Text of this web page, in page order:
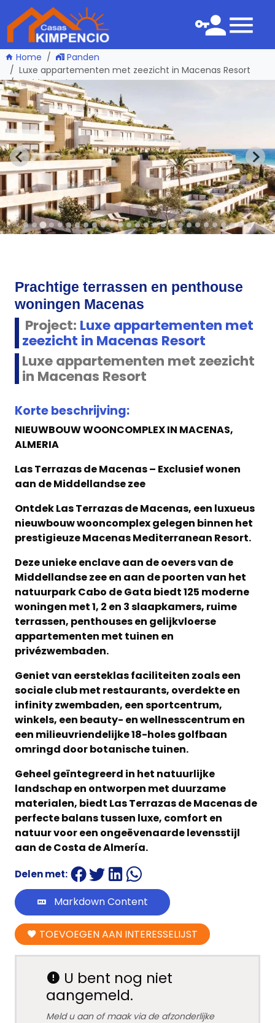
Home
Panden
Luxe appartementen met zeezicht in Macenas Resort
één pagina terug
Prachtige terrassen en penthouse
woningen Macenas
Project: Luxe appartementen met
zeezicht in Macenas Resort
Luxe appartementen met zeezicht
in Macenas Resort
Korte beschrijving:
NIEUWBOUW WOONCOMPLEX IN MACENAS,
ALMERIA
Las Terrazas de Macenas – Exclusief wonen
aan de Middellandse zee
Ontdek Las Terrazas de Macenas, een luxueus
nieuwbouw wooncomplex gelegen binnen het
prestigieuze Macenas Mediterranean Resort.
Deze unieke enclave aan de oevers van de
Middellandse zee en aan de poorten van het
natuurpark Cabo de Gata biedt 125 moderne
woningen met 1, 2 en 3 slaapkamers, ruime
terrassen, penthouses en gelijkvloerse
appartementen met tuinen en
privézwembaden.
Geniet van eersteklas faciliteiten zoals een
sociale club met restaurants, overdekte en
infinity zwembaden, een sportcentrum,
winkels, een beauty- en wellnesscentrum en
een milieuvriendelijke 18-holes golfbaan
omringd door botanische tuinen.
Geheel geïntegreerd in het natuurlijke
landschap en ontworpen met duurzame
materialen, biedt Las Terrazas de Macenas de
perfecte balans tussen luxe, comfort en
natuur voor een ongeëvenaarde levensstijl
aan de Costa de Almería.
Delen met:
Markdown Content
TOEVOEGEN AAN INTERESSELIJST
U bent nog niet
aangemeld.
Meld u aan of maak via de afzonderlijke